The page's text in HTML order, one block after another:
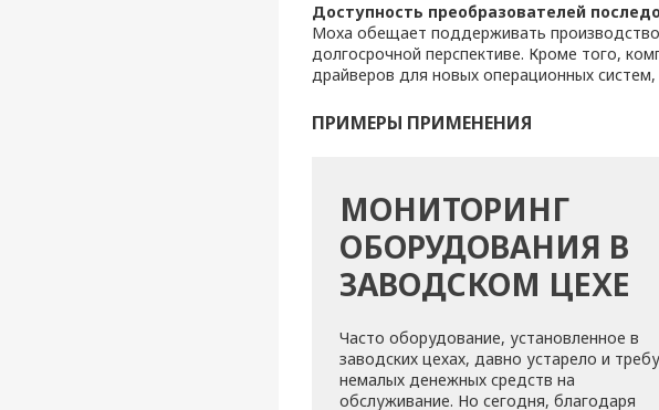
Доступность преобразователей
Moxa обещает поддерживать
долгосрочной перспективе. Кроме того,
драйверов для новых операционных систем,
ПРИМЕРЫ ПРИМЕНЕНИЯ
МОНИТОРИНГ
ОБОРУДОВАНИЯ В
ЗАВОДСКОМ ЦЕХЕ
Часто оборудование, установленное в
заводских цехах, давно устарело и
немалых денежных средств на
обслуживание. Но сегодня, благодаря